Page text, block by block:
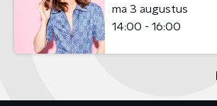
ma 3 augustus
14:00 - 16:00